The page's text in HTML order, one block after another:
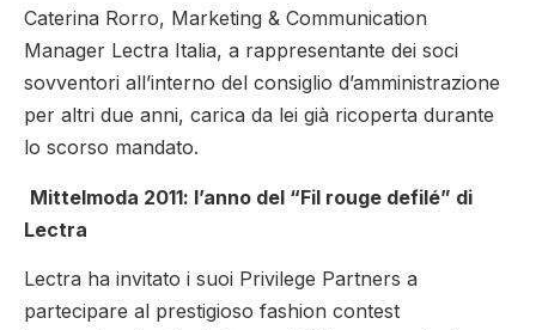
Caterina Rorro, Marketing & Communication
Manager Lectra Italia, a rappresentante dei soci
sovventori all’interno del consiglio d’amministrazione
per altri due anni, carica da lei già ricoperta durante
lo scorso mandato.
Mittelmoda 2011: l’anno del “Fil rouge defilé” di
Lectra
Lectra ha invitato i suoi Privilege Partners a
partecipare al prestigioso fashion contest